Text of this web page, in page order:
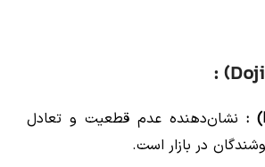
نشان‌دهنده عدم قطعیت و تعادل
در بازار است.